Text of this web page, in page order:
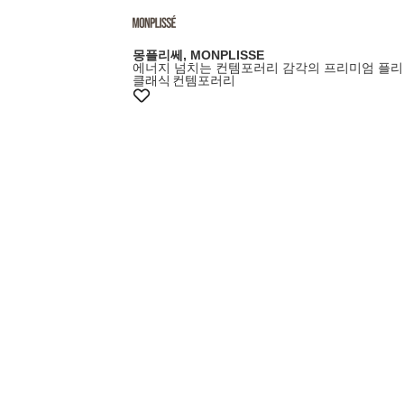
몽플리쎄, MONPLISSE
에너지 넘치는 컨템포러리 감각의 프리미엄 플
클래식 컨템포러리